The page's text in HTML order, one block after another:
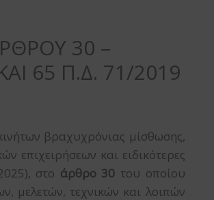
30 –
65 Π.Δ. 71/2019
βραχυχρόνιας μίσθωσης,
επιχειρήσεων και ειδικότερες
στο άρθρο 30 του οποίου
μελετών, τεχνικών και λοιπών